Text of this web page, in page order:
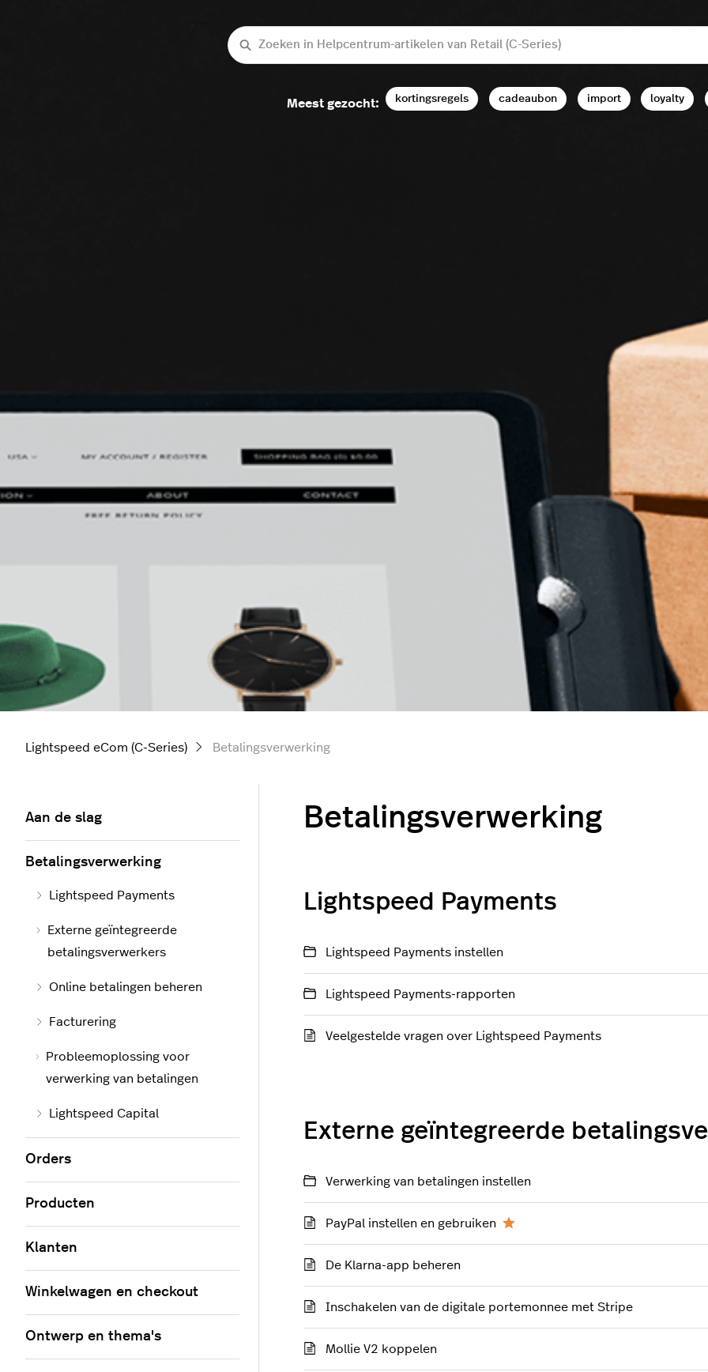
Zoeken
Meest gezocht: kortingsregels cadeaubon import loyalty
Lightspeed eCom (C-Series) Betalingsverwerking
Betalingsverwerking
Lightspeed Payments
Lightspeed Payments instellen
Lightspeed Payments-rapporten
Veelgestelde vragen over Lightspeed Payments
Externe geïntegreerde
Verwerking van betalingen instellen
PayPal instellen en gebruiken
De Klarna-app beheren
Inschakelen van de digitale portemonnee met Stripe
Mollie V2 koppelen
Aan de slag
Betalingsverwerking
Lightspeed Payments
Externe geïntegreerde
betalingsverwerkers
Online betalingen beheren
Facturering
Probleemoplossing voor
verwerking van betalingen
Lightspeed Capital
Orders
Producten
Klanten
Winkelwagen en checkout
Ontwerp en thema's